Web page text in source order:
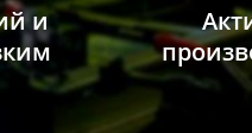
и